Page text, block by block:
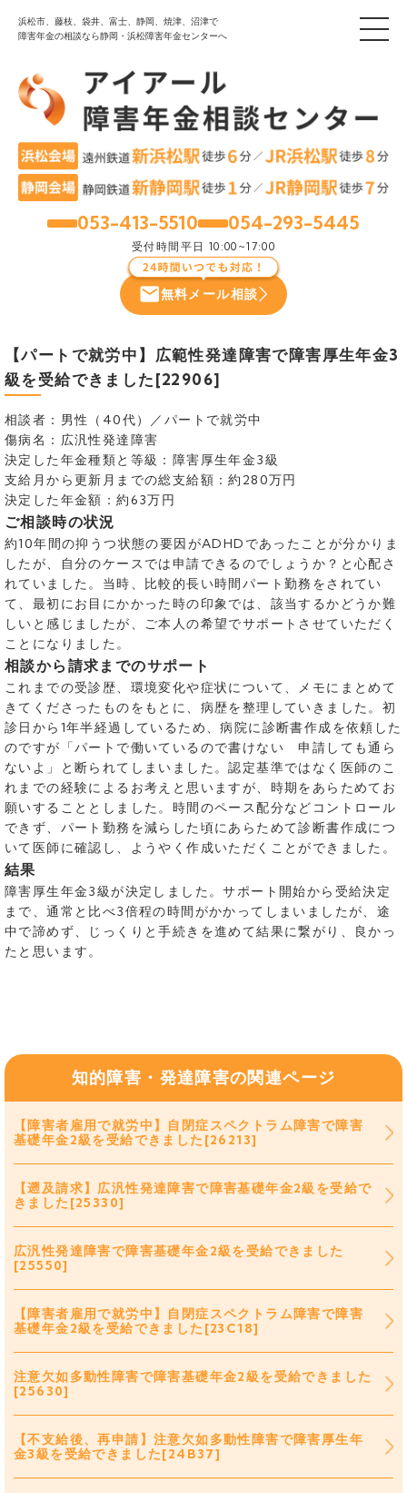
浜松市、藤枝、袋井、富士、静岡、焼津、沼津で
障害年金の相談なら静岡・浜松障害年金センターへ
053-413-5510 054-293-5445
受付時間 平日 10:00~17:00
無料メール相談
【パートで就労中】広範性発達障害で障害厚生年金3
級を受給できました[22906]
相談者：男性（40代）／パートで就労中
傷病名：広汎性発達障害
決定した年金種類と等級：障害厚生年金3級
支給月から更新月までの総支給額：約280万円
決定した年金額：約63万円
ご相談時の状況
約10年間の抑うつ状態の要因がADHDであったことが分かりま
したが、自分のケースでは申請できるのでしょうか？と心配さ
れていました。当時、比較的長い時間パート勤務をされてい
て、最初にお目にかかった時の印象では、該当するかどうか難
しいと感じましたが、ご本人の希望でサポートさせていただく
ことになりました。
相談から請求までのサポート
これまでの受診歴、環境変化や症状について、メモにまとめて
きてくださったものをもとに、病歴を整理していきました。初
診日から1年半経過しているため、病院に診断書作成を依頼した
のですが「パートで働いているので書けない 申請しても通ら
ないよ」と断られてしまいました。認定基準ではなく医師のこ
れまでの経験によるお考えと思いますが、時期をあらためてお
願いすることとしました。時間のペース配分などコントロール
できず、パート勤務を減らした頃にあらためて診断書作成につ
いて医師に確認し、ようやく作成いただくことができました。
結果
障害厚生年金3級が決定しました。サポート開始から受給決定
まで、通常と比べ3倍程の時間がかかってしまいましたが、途
中で諦めず、じっくりと手続きを進めて結果に繋がり、良かっ
たと思います。
知的障害・発達障害の関連ページ
【障害者雇用で就労中】自閉症スペクトラム障害で障害
基礎年金2級を受給できました[26213]
【遡及請求】広汎性発達障害で障害基礎年金2級を受給で
きました[25330]
広汎性発達障害で障害基礎年金2級を受給できました
[25550]
【障害者雇用で就労中】自閉症スペクトラム障害で障害
基礎年金2級を受給できました[23C18]
注意欠如多動性障害で障害基礎年金2級を受給できました
[25630]
【不支給後、再申請】注意欠如多動性障害で障害厚生年
金3級を受給できました[24B37]